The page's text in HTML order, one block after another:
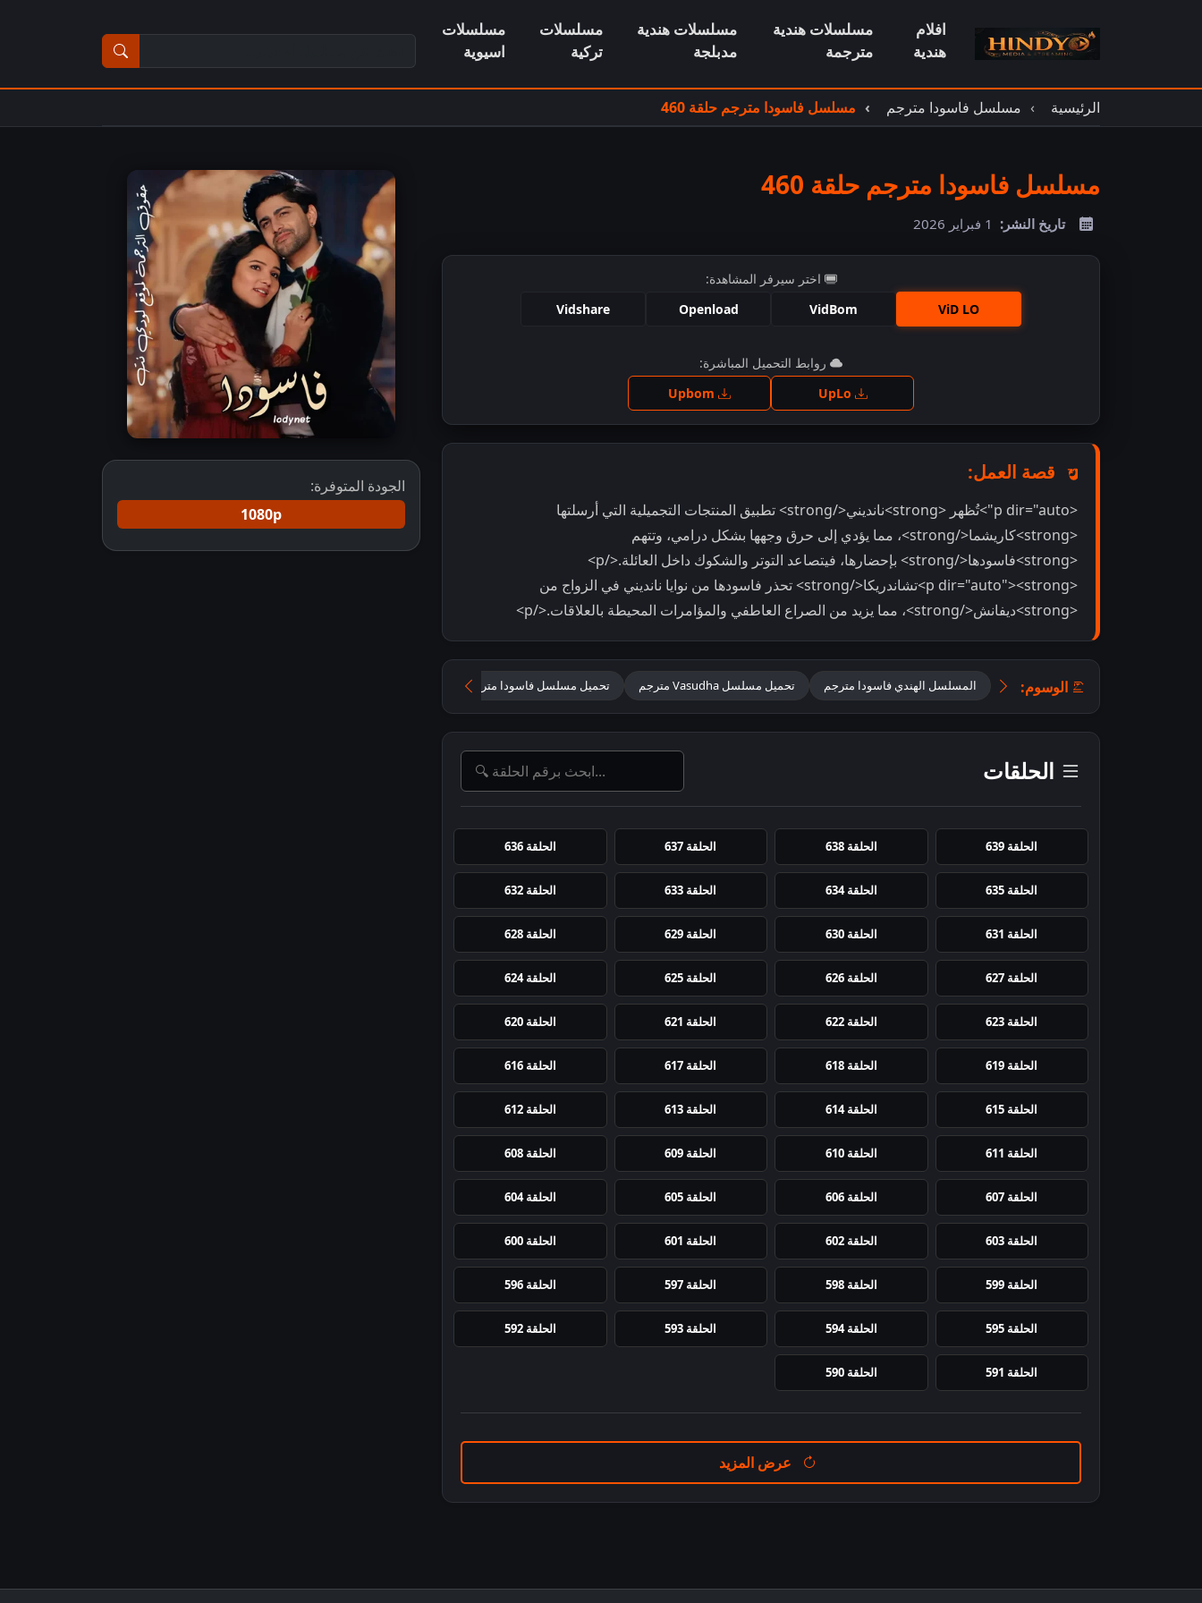
افلام
هندية
مسلسلات هندية
مترجمة
مسلسلات هندية
مدبلجة
مسلسلات
تركية
مسلسلات
اسيوية
الرئيسية مسلسل فاسودا مترجم مسلسل فاسودا مترجم حلقة 460
مسلسل فاسودا مترجم حلقة 460
تاريخ النشر: 1 فبراير 2026
اختر سيرفر المشاهدة:
ViD LO
VidBom
Openload
Vidshare
اضغط للمشاهدة
روابط التحميل المباشرة:
قصة العمل:
<p dir="auto">تُظهر <strong>نانديني</strong> تطبيق المنتجات التجميلية التي أرسلتها
<strong>كاريشما</strong>، مما يؤدي إلى حرق وجهها بشكل درامي، وتتهم
<strong>فاسودها</strong> بإحضارها، فيتصاعد التوتر والشكوك داخل العائلة.</p>
<p dir="auto"><strong>تشاندریکا</strong> تحذر فاسودها من نوايا نانديني في الزواج من
<strong>ديفانش</strong>، مما يزيد من الصراع العاطفي والمؤامرات المحيطة بالعلاقات.</p>
الوسوم: المسلسل الهندي فاسودا مترجم تحميل مسلسل Vasudha مترجم تحميل مسلسل فاسودا مترجم
الحلقات
الحلقة 639 الحلقة 638 الحلقة 637 الحلقة 636
الحلقة 635 الحلقة 634 الحلقة 633 الحلقة 632
الحلقة 631 الحلقة 630 الحلقة 629 الحلقة 628
الحلقة 627 الحلقة 626 الحلقة 625 الحلقة 624
الحلقة 623 الحلقة 622 الحلقة 621 الحلقة 620
الحلقة 619 الحلقة 618 الحلقة 617 الحلقة 616
الحلقة 615 الحلقة 614 الحلقة 613 الحلقة 612
الحلقة 611 الحلقة 610 الحلقة 609 الحلقة 608
الحلقة 607 الحلقة 606 الحلقة 605 الحلقة 604
الحلقة 603 الحلقة 602 الحلقة 601 الحلقة 600
الحلقة 599 الحلقة 598 الحلقة 597 الحلقة 596
الحلقة 595 الحلقة 594 الحلقة 593 الحلقة 592
الحلقة 591 الحلقة 590
عرض المزيد
الجودة المتوفرة:
1080p